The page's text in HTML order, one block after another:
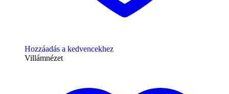
Hozzáadás a kedvencekhez
Villámnézet